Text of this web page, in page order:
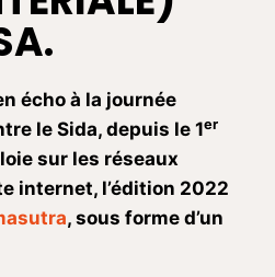
écho à la journée
le Sida, depuis le 1er
sur les réseaux
internet, l’édition 2022
, sous forme d’un